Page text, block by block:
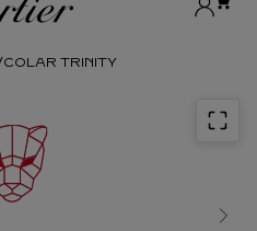
COLAR TRINITY